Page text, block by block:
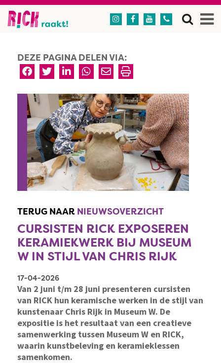
   
DEZE PAGINA DELEN VIA:
TERUG NAAR NIEUWSOVERZICHT
CURSISTEN RICK EXPOSEREN
KERAMIEKWERK BIJ MUSEUM
W IN STIJL VAN CHRIS RIJK
17-04-2026
Van 2 juni t/m 28 juni presenteren cursisten
van RICK hun keramische werken in de stijl van
kunstenaar Chris Rijk in Museum W. De
expositie is het resultaat van een creatieve
samenwerking tussen Museum W en RICK,
waarin kunstbeleving en keramieklessen
samenkomen.